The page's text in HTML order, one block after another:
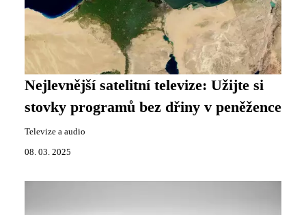
Nejlevnější satelitní televize: Užijte si
stovky programů bez dřiny v peněžence
Televize a audio
08. 03. 2025